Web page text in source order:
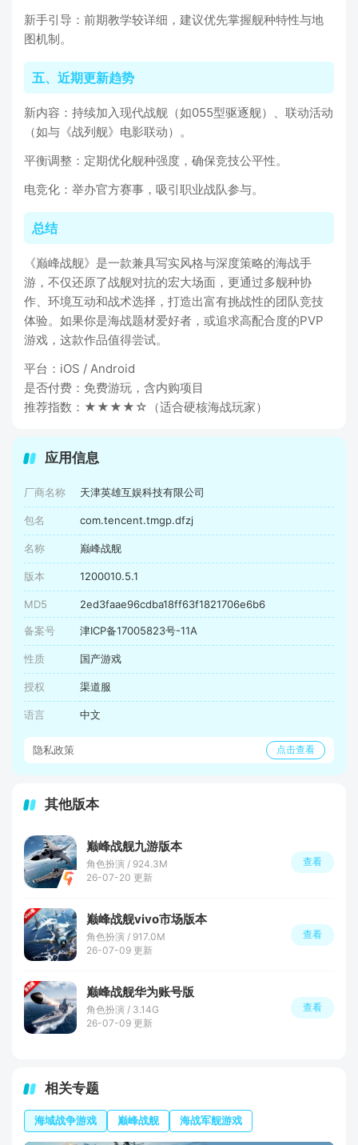
新手引导：前期教学较详细，建议优先掌握舰种特性与地
图机制。
五、近期更新趋势
新内容：持续加入现代战舰（如055型驱逐舰）、联动活动
（如与《战列舰》电影联动）。
平衡调整：定期优化舰种强度，确保竞技公平性。
电竞化：举办官方赛事，吸引职业战队参与。
总结
《巅峰战舰》是一款兼具写实风格与深度策略的海战手
游，不仅还原了战舰对抗的宏大场面，更通过多舰种协
作、环境互动和战术选择，打造出富有挑战性的团队竞技
体验。如果你是海战题材爱好者，或追求高配合度的PVP
游戏，这款作品值得尝试。
平台：iOS / Android
是否付费：免费游玩，含内购项目
推荐指数：★★★★☆（适合硬核海战玩家）
应用信息
厂商名称 天津英雄互娱科技有限公司
包名 com.tencent.tmgp.dfzj
名称 巅峰战舰
版本 1200010.5.1
MD5 2ed3faae96cdba18ff63f1821706e6b6
备案号 津ICP备17005823号-11A
性质 国产游戏
授权 渠道服
语言 中文
隐私政策 点击查看
其他版本
巅峰战舰九游版本
角色扮演 / 924.3M
26-07-20 更新
查看
巅峰战舰vivo市场版本
角色扮演 / 917.0M
26-07-09 更新
查看
巅峰战舰华为账号版
角色扮演 / 3.14G
26-07-09 更新
查看
相关专题
海域战争游戏 巅峰战舰 海战军舰游戏